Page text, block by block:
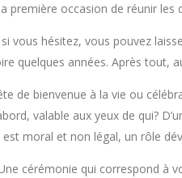
première occasion de réunir les
vous hésitez, vous pouvez
quelques années. Après
de bienvenue à la vie ou
valable aux yeux de qui?
est moral et non légal, un rôle
cérémonie qui correspond